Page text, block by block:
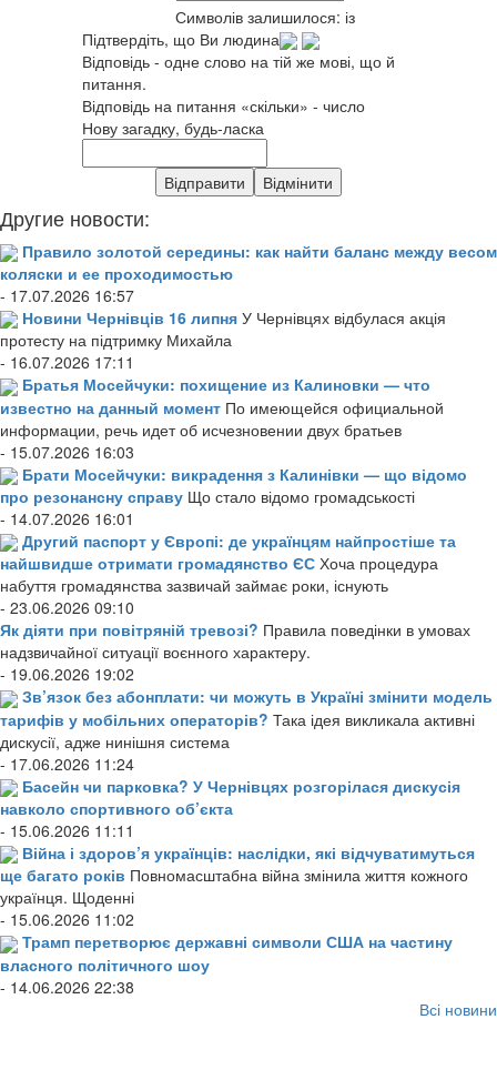
Символів залишилося: із
Підтвердіть, що Ви людина
Відповідь - одне слово на тій же мові, що й
питання.
Відповідь на питання «скільки» - число
Нову загадку, будь-ласка
Другие новости:
Правило золотой середины: как найти баланс между весом
коляски и ее проходимостью
- 17.07.2026 16:57
Новини Чернівців 16 липня У Чернівцях відбулася акція
протесту на підтримку Михайла
- 16.07.2026 17:11
Братья Мосейчуки: похищение из Калиновки — что
известно на данный момент По имеющейся официальной
информации, речь идет об исчезновении двух братьев
- 15.07.2026 16:03
Брати Мосейчуки: викрадення з Калинівки — що відомо
про резонансну справу Що стало відомо громадськості
- 14.07.2026 16:01
Другий паспорт у Європі: де українцям найпростіше та
найшвидше отримати громадянство ЄС Хоча процедура
набуття громадянства зазвичай займає роки, існують
- 23.06.2026 09:10
Як діяти при повітряній тревозі? Правила поведінки в умовах
надзвичайної ситуації воєнного характеру.
- 19.06.2026 19:02
Зв’язок без абонплати: чи можуть в Україні змінити модель
тарифів у мобільних операторів? Така ідея викликала активні
дискусії, адже нинішня система
- 17.06.2026 11:24
Басейн чи парковка? У Чернівцях розгорілася дискусія
навколо спортивного об’єкта
- 15.06.2026 11:11
Війна і здоров’я українців: наслідки, які відчуватимуться
ще багато років Повномасштабна війна змінила життя кожного
українця. Щоденні
- 15.06.2026 11:02
Трамп перетворює державні символи США на частину
власного політичного шоу
- 14.06.2026 22:38
Всі новини